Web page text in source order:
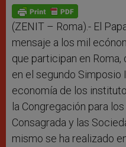
p
p
g
e
o
k
(ZENIT – Roma).- El
mensaje a los mil
que participan en
en el segundo Simposio
economía de los
la Congregación para
Consagrada y las
mismo se ha realizado